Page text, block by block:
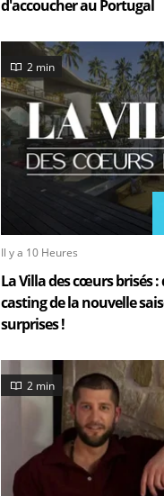
d'accoucher au Portugal
2 min
Il y a 10 Heures
La Villa des cœurs brisés :
casting de la nouvelle
surprises !
2 min